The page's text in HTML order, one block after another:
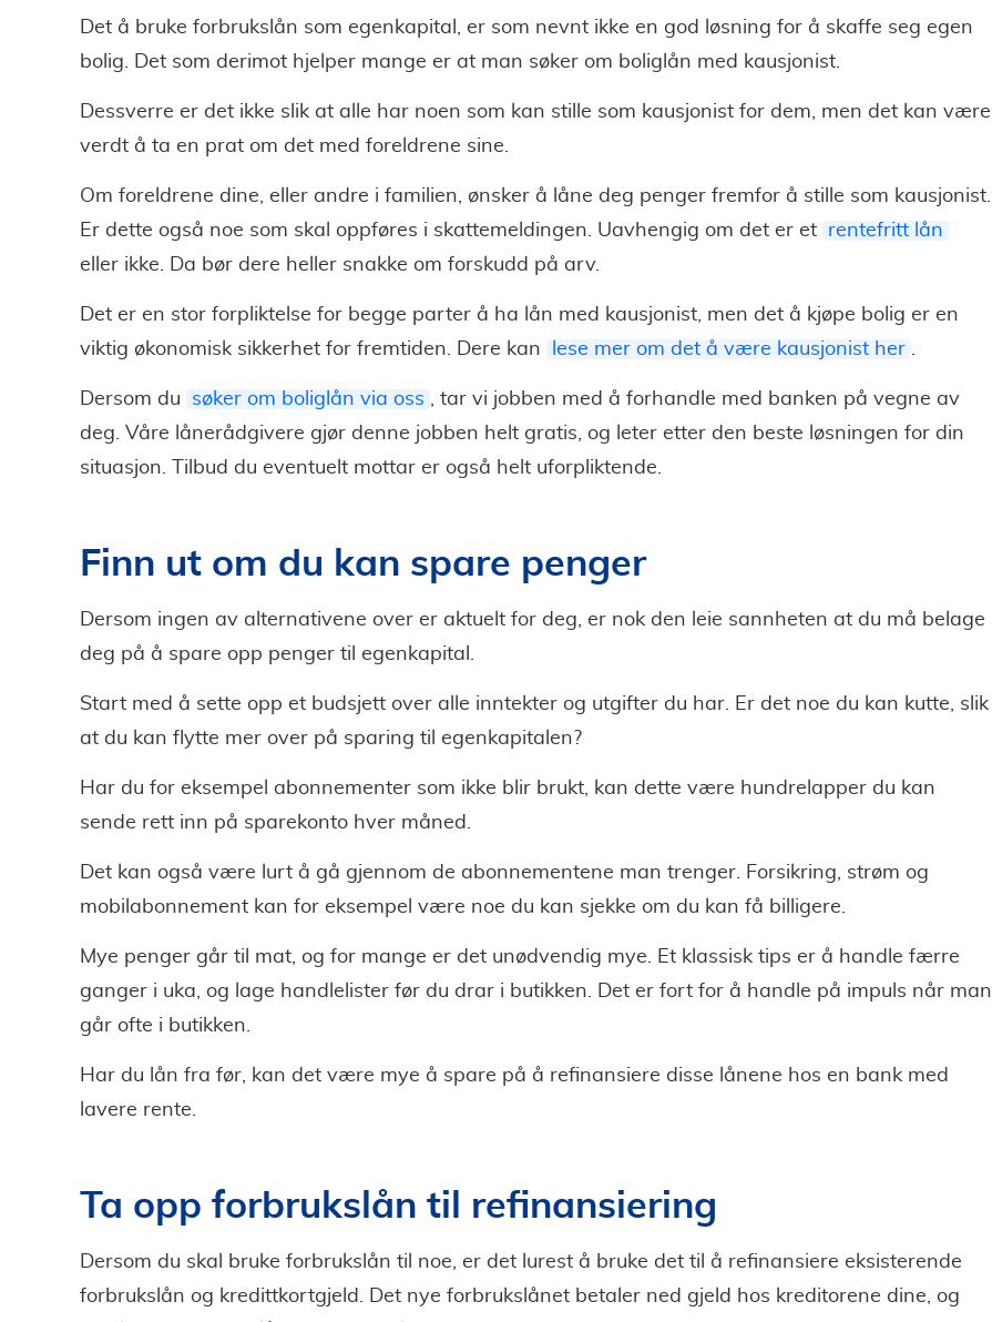
Det å bruke forbrukslån som egenkapital, er som nevnt ikke en god løsning for å skaffe seg egen
bolig. Det som derimot hjelper mange er at man søker om boliglån med kausjonist.
Dessverre er det ikke slik at alle har noen som kan stille som kausjonist for dem, men det kan være
verdt å ta en prat om det med foreldrene sine.
Om foreldrene dine, eller andre i familien, ønsker å låne deg penger fremfor å stille som kausjonist.
Er dette også noe som skal oppføres i skattemeldingen. Uavhengig om det er et
rentefritt lån
eller ikke. Da bør dere heller snakke om forskudd på arv.
Det er en stor forpliktelse for begge parter å ha lån med kausjonist, men det å kjøpe bolig er en
viktig økonomisk sikkerhet for fremtiden. Dere kan
lese mer om det å være kausjonist her .
Dersom du søker om boliglån via oss , tar vi jobben med å forhandle med banken på vegne av
deg. Våre lånerådgivere gjør denne jobben helt gratis, og leter etter den beste løsningen for din
situasjon. Tilbud du eventuelt mottar er også helt uforpliktende.
Finn ut om du kan spare penger
Dersom ingen av alternativene over er aktuelt for deg, er nok den leie sannheten at du må belage
deg på å spare opp penger til egenkapital.
Start med å sette opp et budsjett over alle inntekter og utgifter du har. Er det noe du kan kutte, slik
at du kan flytte mer over på sparing til egenkapitalen?
Har du for eksempel abonnementer som ikke blir brukt, kan dette være hundrelapper du kan
sende rett inn på sparekonto hver måned.
Det kan også være lurt å gå gjennom de abonnementene man trenger. Forsikring, strøm og
mobilabonnement kan for eksempel være noe du kan sjekke om du kan få billigere.
Mye penger går til mat, og for mange er det unødvendig mye. Et klassisk tips er å handle færre
ganger i uka, og lage handlelister før du drar i butikken. Det er fort for å handle på impuls når man
går ofte i butikken.
Har du lån fra før, kan det være mye å spare på å refinansiere disse lånene hos en bank med
lavere rente.
Ta opp forbrukslån til refinansiering
Dersom du skal bruke forbrukslån til noe, er det lurest å bruke det til å refinansiere eksisterende
forbrukslån og kredittkortgjeld. Det nye forbrukslånet betaler ned gjeld hos kreditorene dine, og